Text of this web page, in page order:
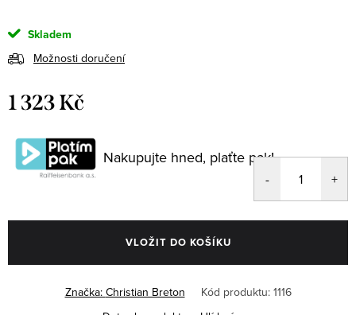
Skladem
Možnosti doručení
1 323 Kč
cena:
Nakupujte hned, plaťte pak!
VLOŽIT DO KOŠÍKU
Značka: Christian Breton Kód produktu: 1116